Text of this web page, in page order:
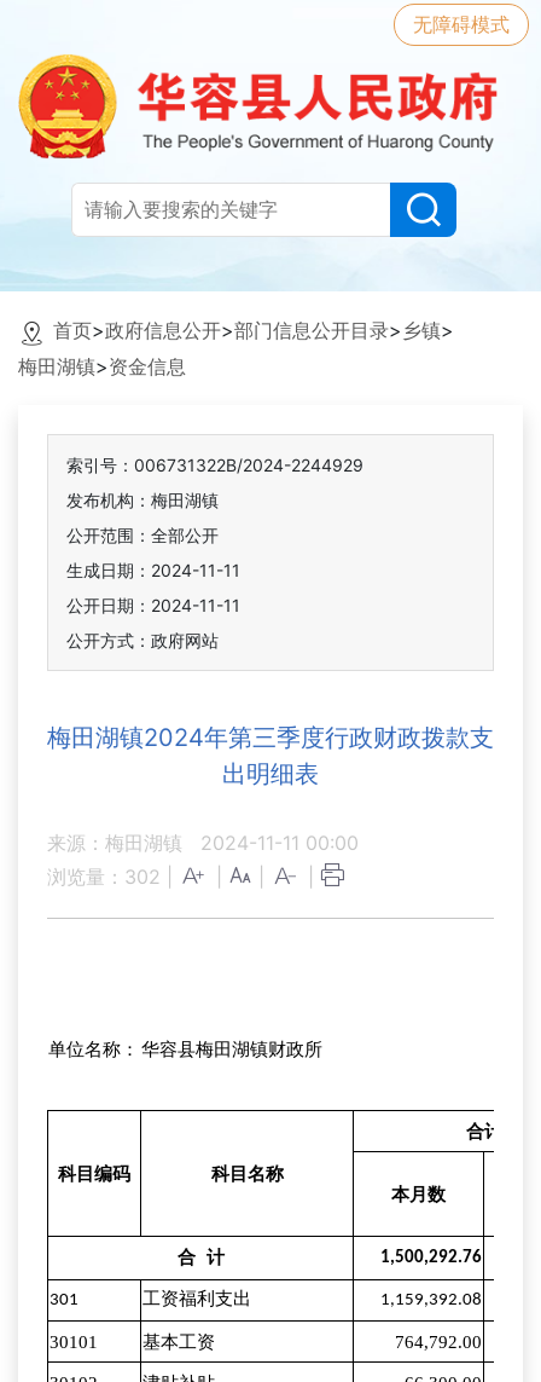
无障碍模式
首页>政府信息公开>部门信息公开目录> 乡镇>
梅田湖镇>资金信息
索引号：006731322B/2024-2244929
发布机构：梅田湖镇
公开范围：全部公开
生成日期：2024-11-11
公开日期：2024-11-11
公开方式：政府网站
梅田湖镇2024年第三季度行政财政拨款支
出明细表
来源：梅田湖镇
2024-11-11 00:00
浏览量： 302
单位名称： 华容县梅田湖镇财政所
科目编码 科目名称
合计
本月数
合 计 1,500,292.76
301 工资福利支出 1,159,392.08
30101 基本工资 764,792.00